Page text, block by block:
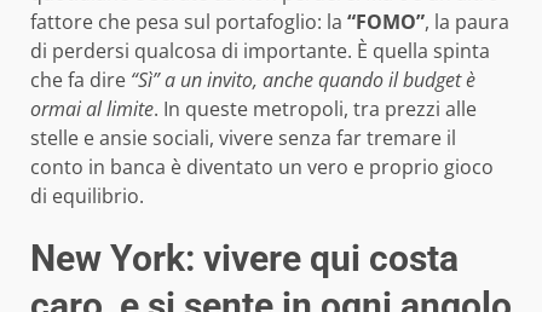
fattore che pesa sul portafoglio: la “FOMO”, la paura
di perdersi qualcosa di importante. È quella spinta
che fa dire “Sì” a un invito, anche quando il budget è
ormai al limite. In queste metropoli, tra prezzi alle
stelle e ansie sociali, vivere senza far tremare il
conto in banca è diventato un vero e proprio gioco
di equilibrio.
New York: vivere qui costa